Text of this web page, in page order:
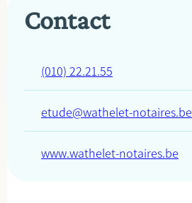
Contact
(010) 22.21.55
etude@wathelet-notaires.be
www.wathelet-notaires.be